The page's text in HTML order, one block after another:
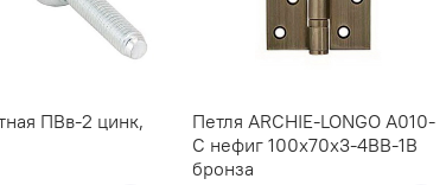
ПВв-2 цинк,
Петля ARCHIE-LONGO A010-
C нефиг 100x70x3-4BB-1B
бронза